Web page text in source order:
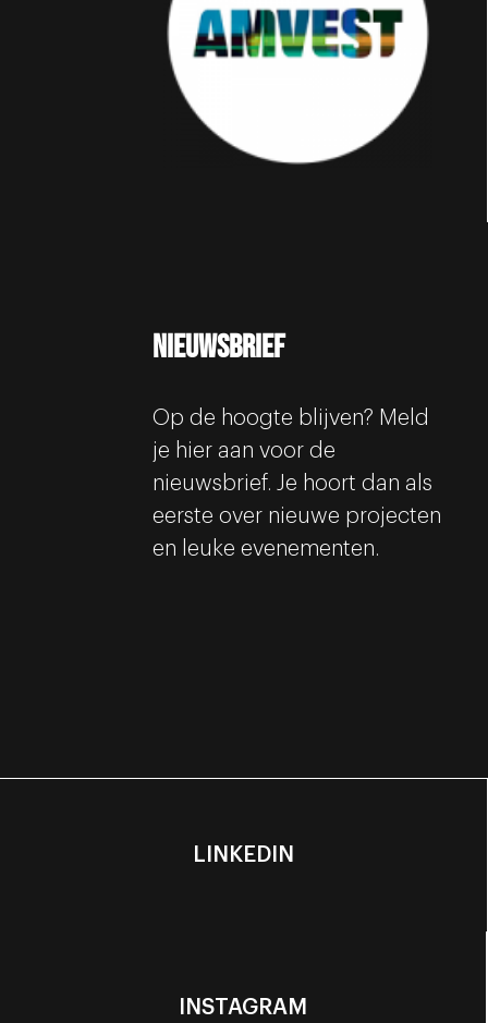
Nieuwsbrief
Op de hoogte blijven? Meld
je hier aan voor de
nieuwsbrief. Je hoort dan als
eerste over nieuwe projecten
en leuke evenementen.
LINKEDIN
INSTAGRAM